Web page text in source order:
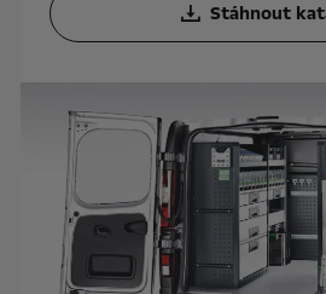
Stáhnout